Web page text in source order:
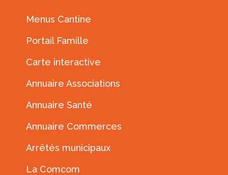
Menus Cantine
Portail Famille
Carte interactive
Annuaire Associations
Annuaire Santé
Annuaire Commerces
Arrêtés municipaux
La Comcom